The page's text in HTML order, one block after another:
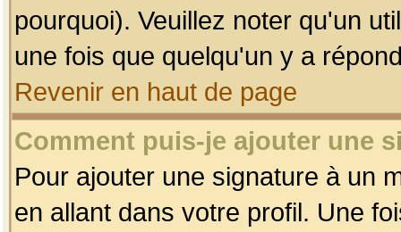
pourquoi). Veuillez noter qu'un
une fois que quelqu'un y a
Revenir en haut de page
Comment puis-je ajouter une
Pour ajouter une signature à un
en allant dans votre profil. Une